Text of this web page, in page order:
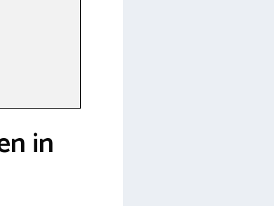
in